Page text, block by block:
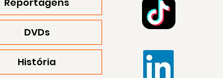
DVDs
História